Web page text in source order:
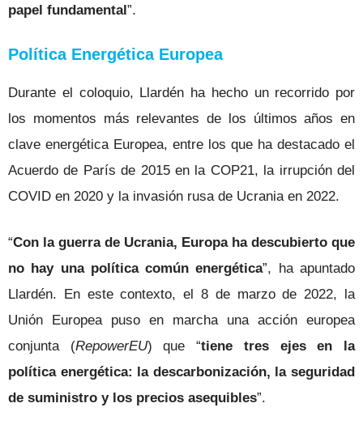
papel fundamental ”.
Política Energética Europea
Durante el coloquio, Llardén ha hecho un recorrido por
los momentos más relevantes de los últimos años en
clave energética Europea, entre los que ha destacado el
Acuerdo de París de 2015 en la COP21, la irrupción del
COVID en 2020 y la invasión rusa de Ucrania en 2022.
“Con la guerra de Ucrania, Europa ha descubierto que
no hay una política común energética”, ha apuntado
Llardén. En este contexto, el 8 de marzo de 2022, la
Unión Europea puso en marcha una acción europea
conjunta (RepowerEU) que “tiene tres ejes en la
política energética: la descarbonización, la seguridad
de suministro y los precios asequibles”.